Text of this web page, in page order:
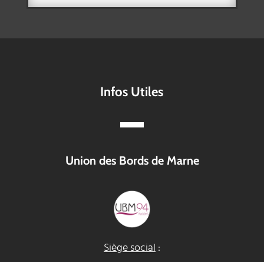
Infos Utiles
Union des Bords de Marne
Siège social :